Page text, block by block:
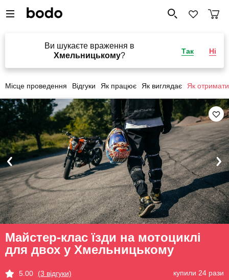
Ви шукаєте враження в
Хмельницькому?
Так Ні
Місце проведення Відгуки Як працює Як виглядає Як отримати
Майстер-клас їзди на мотоциклі
для двох у Хмельницькому
5.00 (3 відгуки) купили 24 рази